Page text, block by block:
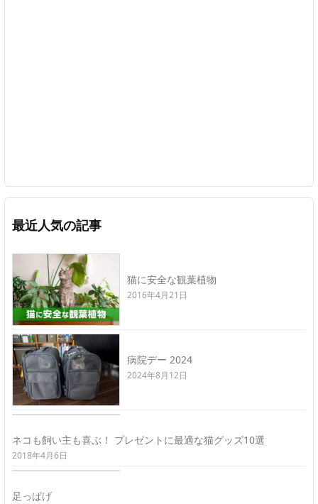
最近人気の記事
猫に安全な観葉植物
2016年4月21日
病院デー 2024
2024年8月12日
ネコも飼い主も喜ぶ！ プレゼントに最適な猫グッズ10選
2018年4月6日
足っぱげ